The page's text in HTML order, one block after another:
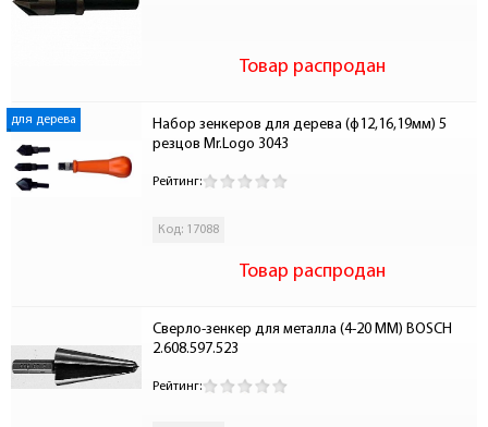
Товар распродан
для дерева
Набор зенкеров для дерева (ф12,16,19мм) 5
резцов Mr.Logo 3043
Рейтинг:
Код: 17088
Товар распродан
Сверло-зенкер для металла (4-20 ММ) BOSCH
2.608.597.523
Рейтинг: